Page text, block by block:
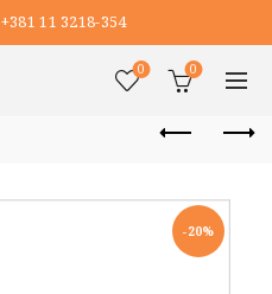
+381 11 3218-354
0 0
-20%